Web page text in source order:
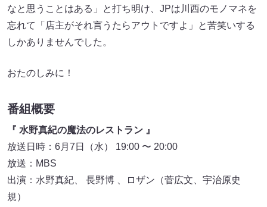
なと思うことはある」と打ち明け、JPは川西のモノマネを
忘れて「店主がそれ言うたらアウトですよ」と苦笑いする
しかありませんでした。
おたのしみに！
番組概要
『 水野真紀の魔法のレストラン 』
放送日時：6月7日（水） 19:00 〜 20:00
放送：MBS
出演：水野真紀、 長野博 、ロザン（菅広文、宇治原史
規）